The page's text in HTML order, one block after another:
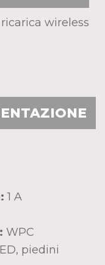
wireless
1 A
WPC
piedini